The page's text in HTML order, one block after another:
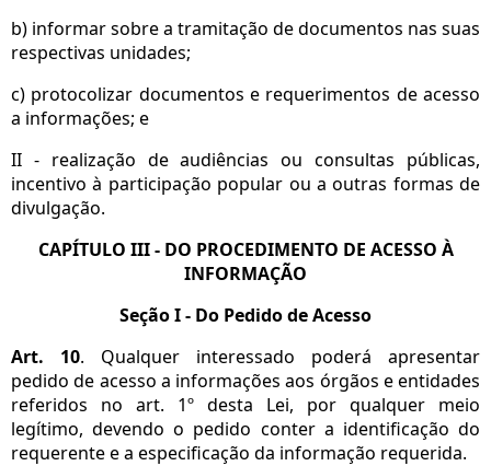
b) informar sobre a tramitação de documentos nas suas
respectivas unidades;
c) protocolizar documentos e requerimentos de acesso
a informações; e
II - realização de audiências ou consultas públicas,
incentivo à participação popular ou a outras formas de
divulgação.
CAPÍTULO III - DO PROCEDIMENTO DE ACESSO À
INFORMAÇÃO
Seção I - Do Pedido de Acesso
Art. 10. Qualquer interessado poderá apresentar
pedido de acesso a informações aos órgãos e entidades
referidos no art. 1º desta Lei, por qualquer meio
legítimo, devendo o pedido conter a identificação do
requerente e a especificação da informação requerida.